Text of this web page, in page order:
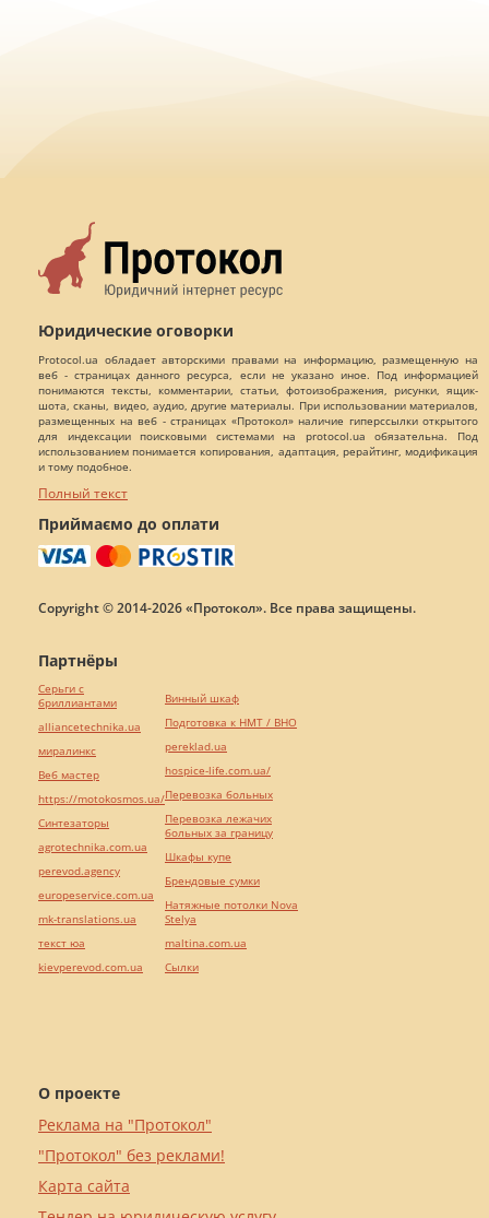
Юридические оговорки
Protocol.ua обладает авторскими правами на информацию, размещенную на
веб - страницах данного ресурса, если не указано иное. Под информацией
понимаются тексты, комментарии, статьи, фотоизображения, рисунки, ящик-
шота, сканы, видео, аудио, другие материалы. При использовании материалов,
размещенных на веб - страницах «Протокол» наличие гиперссылки открытого
для индексации поисковыми системами на protocol.ua обязательна. Под
использованием понимается копирования, адаптация, рерайтинг, модификация
и тому подобное.
Полный текст
Приймаємо до оплати
Copyright © 2014-2026 «Протокол». Все права защищены.
О проекте
Реклама на "Протокол"
"Протокол" без реклами!
Карта сайта
Партнёры
Серьги с
бриллиантами
alliancetechnika.ua
миралинкс
Веб мастер
https://motokosmos.ua/
Синтезаторы
agrotechnika.com.ua
perevod.agency
europeservice.com.ua
mk-translations.ua
текст юа
kievperevod.com.ua
Винный шкаф
Подготовка к НМТ / ВНО
pereklad.ua
hospice-life.com.ua/
Перевозка больных
Перевозка лежачих
больных за границу
Шкафы купе
Брендовые сумки
Натяжные потолки Nova
Stelya
maltina.com.ua
Cылки